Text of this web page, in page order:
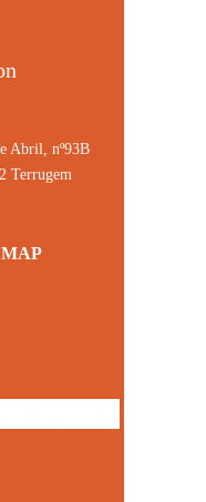
Abril, nº93B
Terrugem